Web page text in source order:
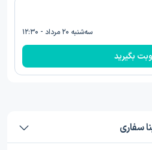
سه‌شنبه ۲۰ مرداد - ۱۲:۳۰
بگیرید
سفاری